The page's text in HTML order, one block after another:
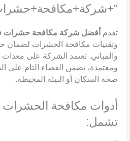
تقدم أفضل شركة مكافحة حشرات
وتقنيات مكافحة الحشرات لضمان
والمباني. تعتمد الشركة على
ومعتمدة، تضمن القضاء التام على
صحة السكان أو البيئة المحيطة.
أدوات مكافحة
تشمل: